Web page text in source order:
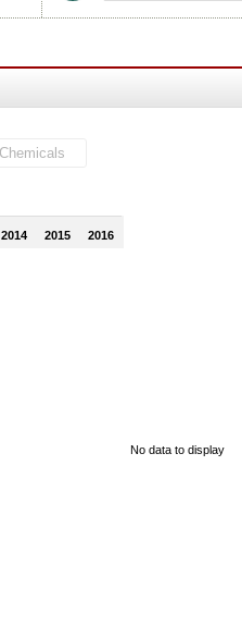
2014 2015 2016
No data to display